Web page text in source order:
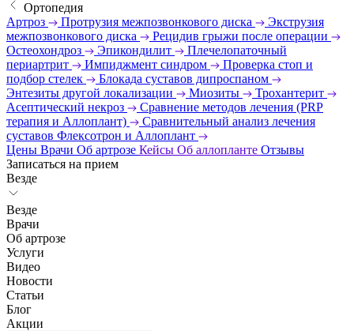
Ортопедия
Артроз
Протрузия межпозвонкового диска
Экструзия
межпозвонкового диска
Рецидив грыжи после операции
Остеохондроз
Эпикондилит
Плечелопаточный
периартрит
Импиджмент синдром
Проверка стоп и
подбор стелек
Блокада суставов дипроспаном
Энтезиты другой локализации
Миозиты
Трохантерит
Асептический некроз
Сравнение методов лечения (PRP
терапия и Аллоплант)
Сравнительный анализ лечения
суставов Флексотрон и Аллоплант
Цены Врачи Об артрозе Кейсы Об аллопланте Отзывы
Записаться на прием
Везде
Везде
Врачи
Об артрозе
Услуги
Видео
Новости
Статьи
Блог
Акции